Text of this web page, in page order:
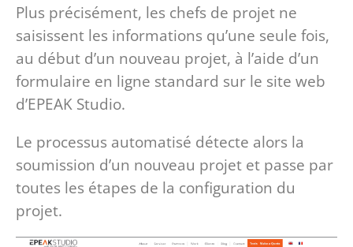
Plus précisément, les chefs de projet ne
saisissent les informations qu’une seule fois,
au début d’un nouveau projet, à l’aide d’un
formulaire en ligne standard sur le site web
d’EPEAK Studio.
Le processus automatisé détecte alors la
soumission d’un nouveau projet et passe par
toutes les étapes de la configuration du
projet.